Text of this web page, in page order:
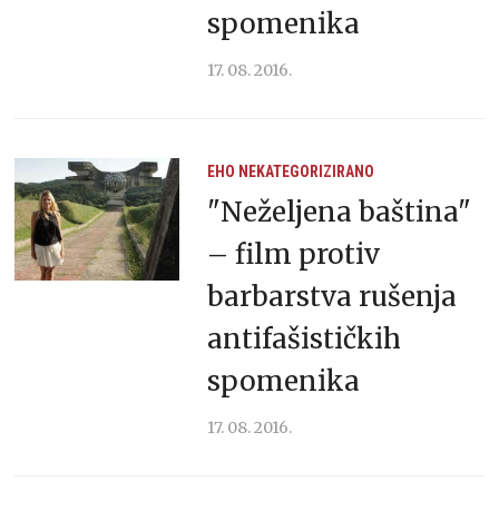
spomenika
17. 08. 2016.
EHO NEKATEGORIZIRANO
"Neželjena baština"
– film protiv
barbarstva rušenja
antifašističkih
spomenika
17. 08. 2016.